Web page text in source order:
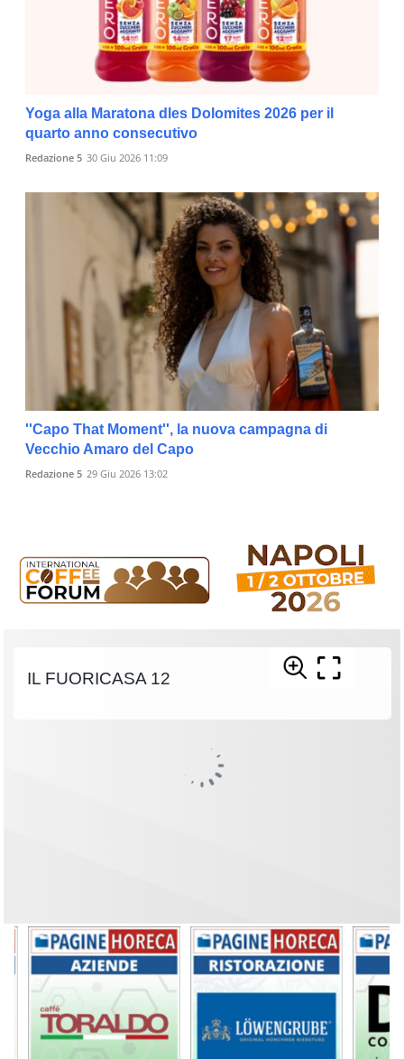
Yoga alla Maratona dles Dolomites 2026 per il
quarto anno consecutivo
Redazione 5 30 Giu 2026 11:09
''Capo That Moment'', la nuova campagna di
Vecchio Amaro del Capo
Redazione 5 29 Giu 2026 13:02